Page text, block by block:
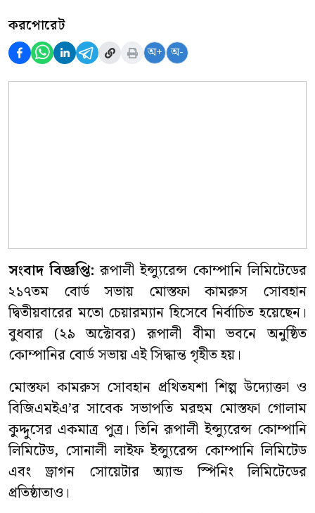
করপোরেট
অ+ অ-
সংবাদ বিজ্ঞপ্তি: রূপালী ইন্স্যুরেন্স কোম্পানি লিমিটেডের
২১৭তম বোর্ড সভায় মোস্তফা কামরুস সোবহান
দ্বিতীয়বারের মতো চেয়ারম্যান হিসেবে নির্বাচিত হয়েছেন।
বুধবার (২৯ অক্টোবর) রূপালী বীমা ভবনে অনুষ্ঠিত
কোম্পানির বোর্ড সভায় এই সিদ্ধান্ত গৃহীত হয়।
মোস্তফা কামরুস সোবহান প্রথিতযশা শিল্প উদ্যোক্তা ও
বিজিএমইএ’র সাবেক সভাপতি মরহুম মোস্তফা গোলাম
কুদ্দুসের একমাত্র পুত্র। তিনি রূপালী ইন্স্যুরেন্স কোম্পানি
লিমিটেড, সোনালী লাইফ ইন্স্যুরেন্স কোম্পানি লিমিটেড
এবং ড্রাগন সোয়েটার অ্যান্ড স্পিনিং লিমিটেডের
প্রতিষ্ঠাতাও।